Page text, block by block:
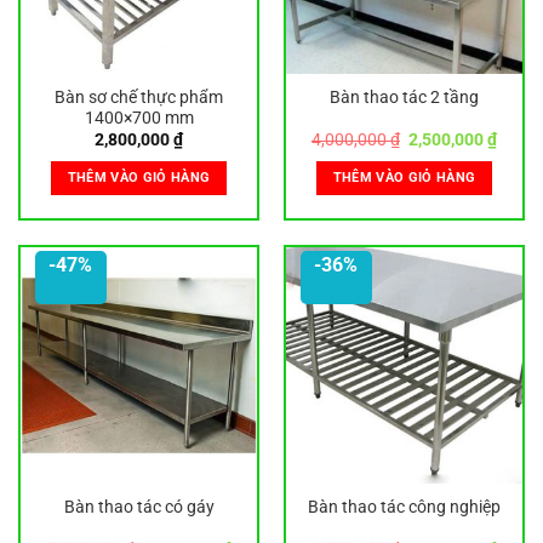
Bàn sơ chế thực phẩm
1400×700 mm
2,800,000₫
THÊM VÀO GIỎ HÀNG
Bàn thao tác 2 tầng
4,000,000₫ Giá
gốc
là:
4,000,000 ₫.
2,500,000₫Giá
hiện
THÊM VÀO GIỎ HÀNG
-47%
Bàn thao tác có gáy
-36%
Bàn thao tác công nghiệp